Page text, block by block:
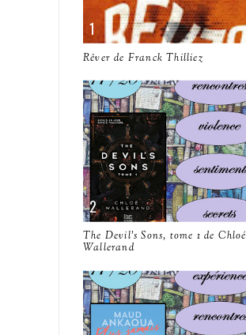
Rêver de Franck Thilliez
The Devil's Sons, tome 1 de Chloé
Wallerand